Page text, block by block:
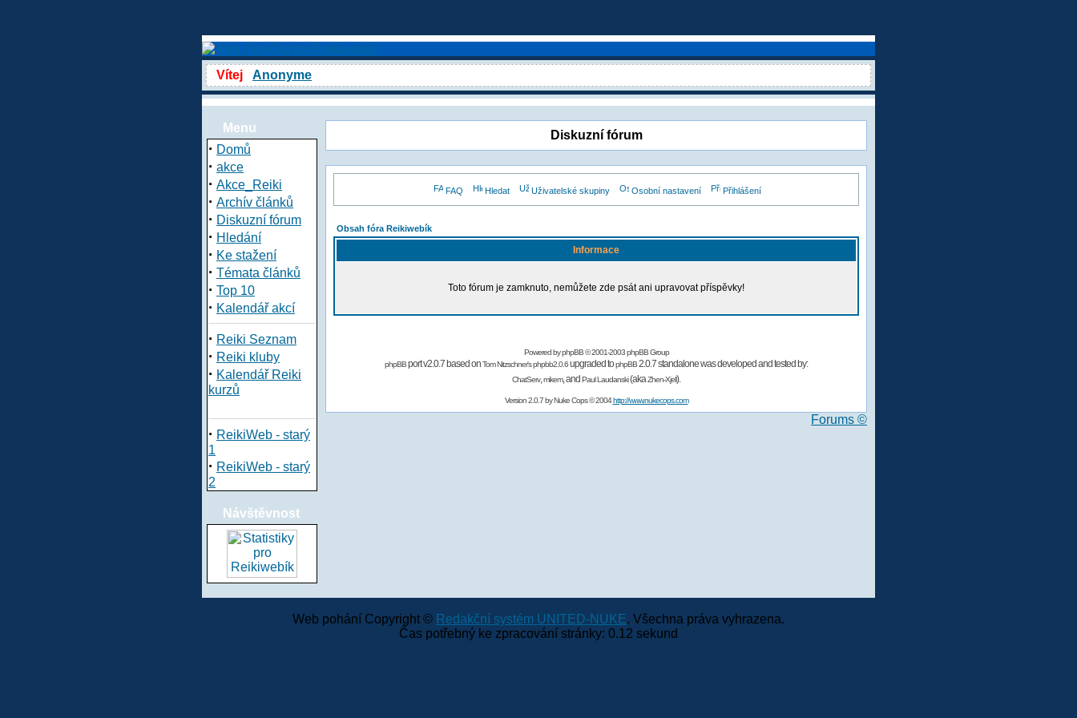
Vítej Anonyme
Menu
· Domů
· akce
· Akce_Reiki
· Archív článků
· Diskuzní fórum
· Hledání
· Ke stažení
· Témata článků
· Top 10
· Kalendář akcí
· Reiki Seznam
· Reiki kluby
· Kalendář Reiki
kurzů
· ReikiWeb - starý
1
· ReikiWeb - starý
2
Návštěvnost
Diskuzní fórum
FAQ Hledat Uživatelské skupiny Osobní nastavení Přihlášení
Obsah fóra Reikiwebík
Informace
Toto fórum je zamknuto, nemůžete zde psát ani upravovat příspěvky!
Powered byphpBB© 2001-2003 phpBB Group
phpBBport v2.0.7 based onTom Nitzschner'sphpbb2.0.6upgraded tophpBB2.0.7 standalone was developed and tested by:
ChatServ,mikem,and Paul Laudanski(akaZhen-Xjell).
Version 2.0.7 byNuke Cops© 2004http://www.nukecops.com
Forums ©
Web pohání Copyright © Redakční systém UNITED-NUKE. Všechna práva vyhrazena.
Čas potřebný ke zpracování stránky: 0.12 sekund